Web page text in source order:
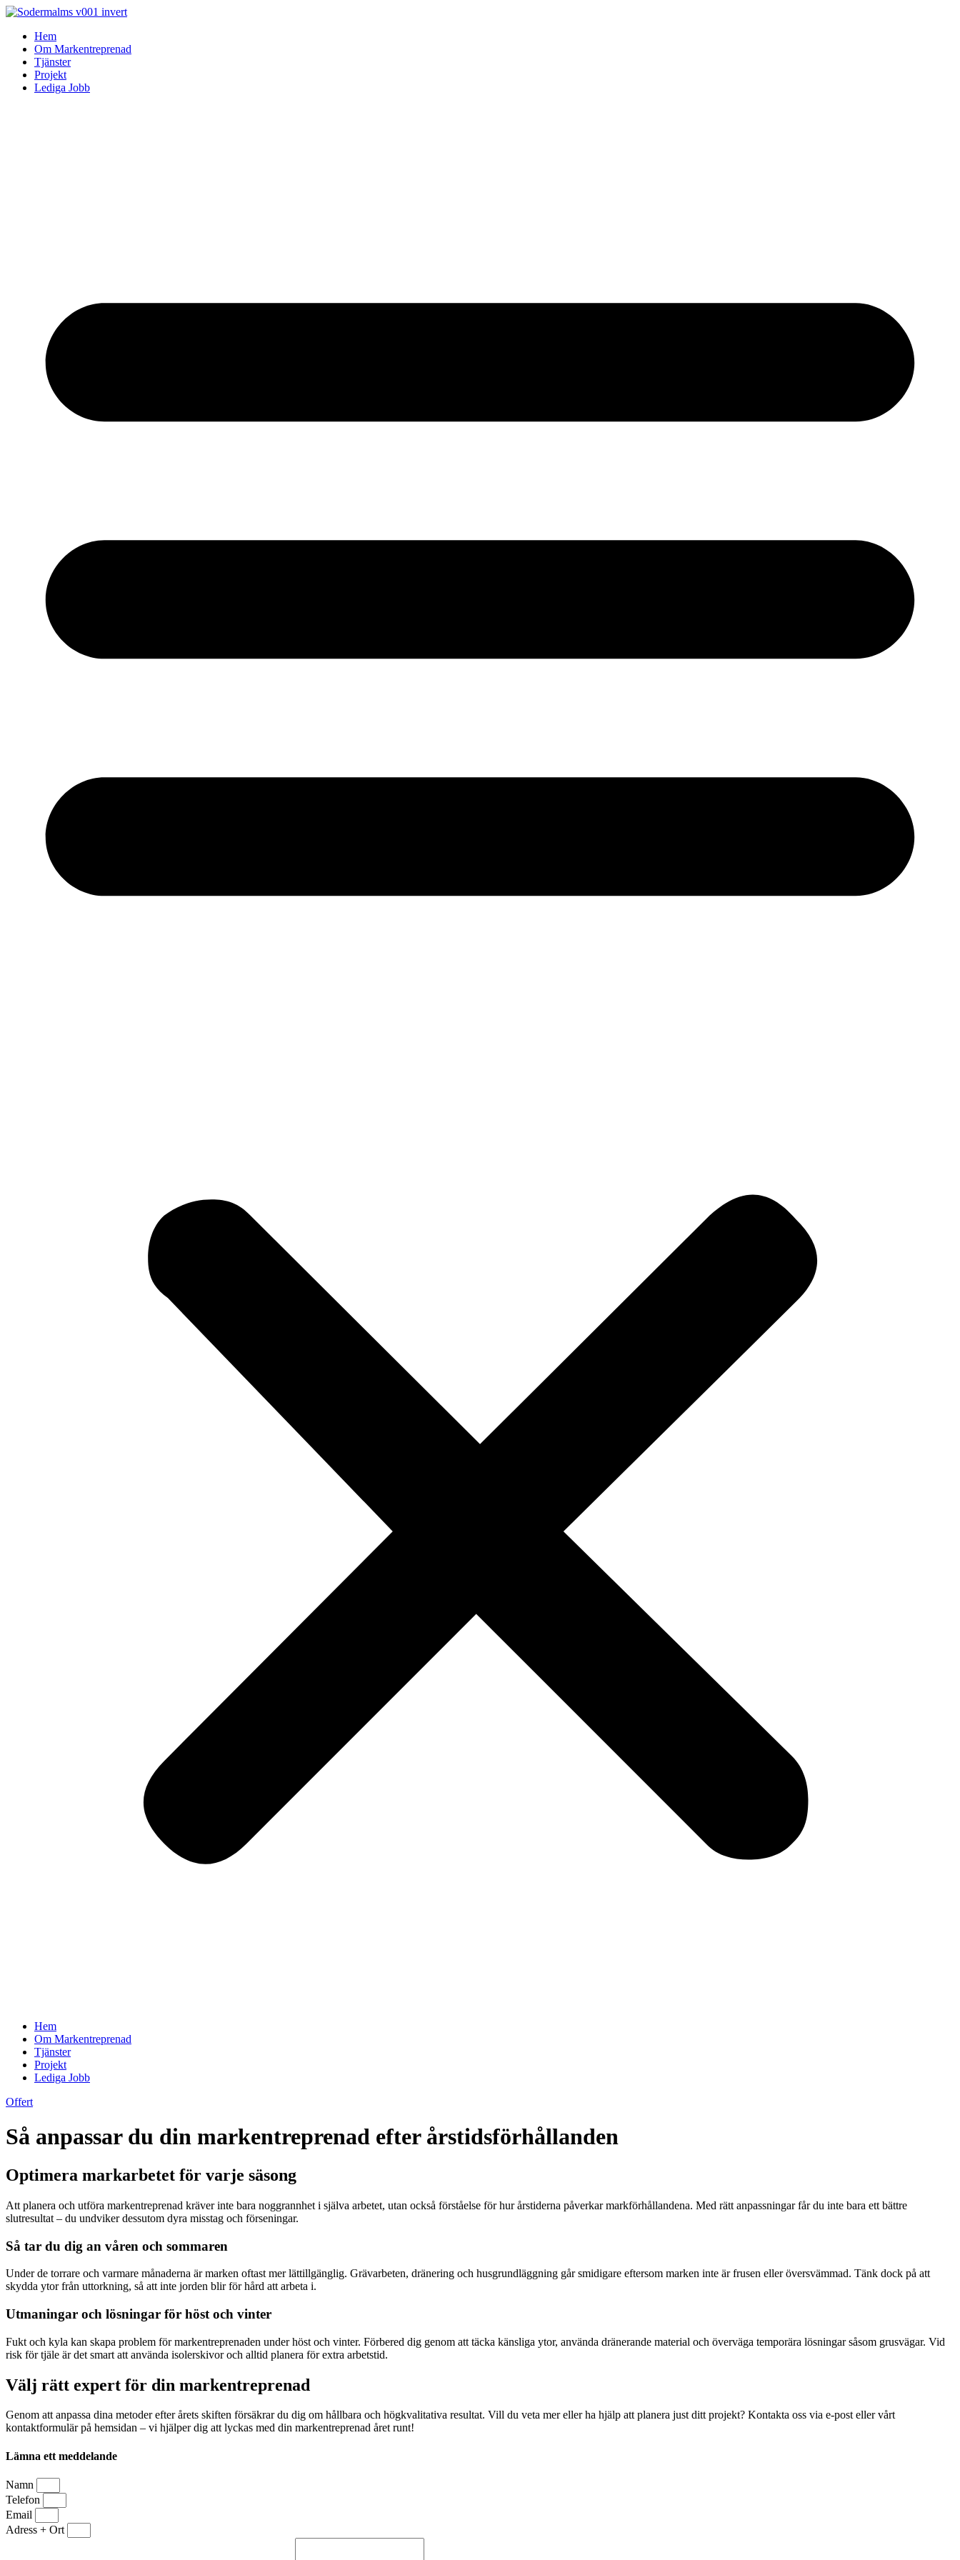
Skip
contentHem
Om Markentreprenad
Tjänster
Projekt
Lediga Jobb
Hem
Om Markentreprenad
Tjänster
Projekt
Lediga Jobb
Offert
Så anpassar du din markentreprenad efter årstidsförhållanden
Optimera markarbetet för varje säsong
Att planera och utföra markentreprenad kräver inte bara noggrannhet i själva arbetet, utan också förståelse för hur årstiderna påverkar markförhållandena. Med rätt anpassningar får du inte bara ett bättre
slutresultat – du undviker dessutom dyra misstag och förseningar.
Så tar du dig an våren och sommaren
Under de torrare och varmare månaderna är marken oftast mer lättillgänglig. Grävarbeten, dränering och husgrundläggning går smidigare eftersom marken inte är frusen eller översvämmad. Tänk dock på att
skydda ytor från uttorkning, så att inte jorden blir för hård att arbeta i.
Utmaningar och lösningar för höst och vinter
Fukt och kyla kan skapa problem för markentreprenaden under höst och vinter. Förbered dig genom att täcka känsliga ytor, använda dränerande material och överväga temporära lösningar såsom grusvägar. Vid
risk för tjäle är det smart att använda isolerskivor och alltid planera för extra arbetstid.
Välj rätt expert för din markentreprenad
Genom att anpassa dina metoder efter årets skiften försäkrar du dig om hållbara och högkvalitativa resultat. Vill du veta mer eller ha hjälp att planera just ditt projekt? Kontakta oss via e-post eller vårt
kontaktformulär på hemsidan – vi hjälper dig att lyckas med din markentreprenad året runt!
Lämna ett meddelande
Namn
Telefon
Email
Adress + Ort